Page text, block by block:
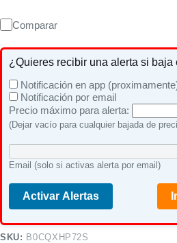
Comparar
¿Quieres recibir una alerta si baja
Notificación en app
Notificación por email
Precio máximo para alerta:
(Dejar vacío para cualquier bajada de
Email (solo si activas alerta por email)
Activar Alertas
SKU: B0CQXHP72S